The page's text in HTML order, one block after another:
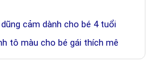
cảm dành cho bé 4 tuổi
tô màu cho bé gái thích mê